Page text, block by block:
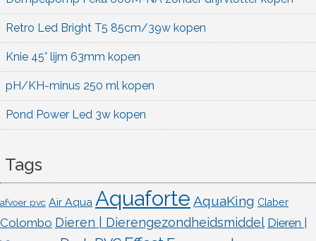
Retro Led Bright T5 85cm/39w kopen
Knie 45° lijm 63mm kopen
pH/KH-minus 250 ml kopen
Pond Power Led 3w kopen
Tags
afvoer pvc Air Aqua Aquaforte AquaKing Claber
Colombo Dieren | Dierengezondheidsmiddel Dieren |